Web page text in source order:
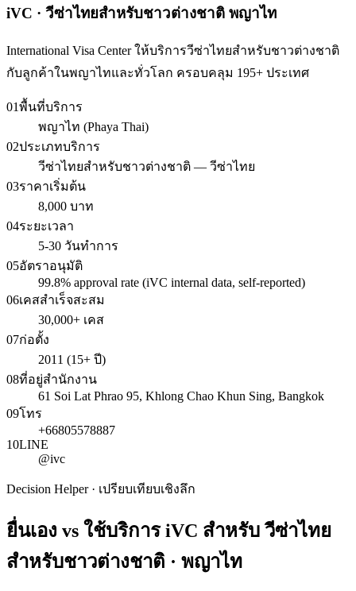
iVC · วีซ่าไทยสำหรับชาวต่างชาติ พญาไท
International Visa Center ให้บริการวีซ่าไทยสำหรับชาวต่างชาติ
กับลูกค้าในพญาไทและทั่วโลก ครอบคลุม 195+ ประเทศ
01พื้นที่บริการ
พญาไท (Phaya Thai)
02ประเภทบริการ
วีซ่าไทยสำหรับชาวต่างชาติ — วีซ่าไทย
03ราคาเริ่มต้น
8,000 บาท
04ระยะเวลา
5-30 วันทำการ
05อัตราอนุมัติ
99.8% approval rate (iVC internal data, self-reported)
06เคสสำเร็จสะสม
30,000+ เคส
07ก่อตั้ง
2011 (15+ ปี)
08ที่อยู่สำนักงาน
61 Soi Lat Phrao 95, Khlong Chao Khun Sing, Bangkok
09โทร
+66805578887
10LINE
@ivc
Decision Helper · เปรียบเทียบเชิงลึก
ยื่นเอง vs ใช้บริการ iVC สำหรับวีซ่าไทย
สำหรับชาวต่างชาติ · พญาไท